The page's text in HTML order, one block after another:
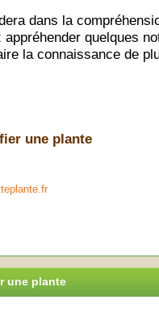
dans la
quelques
la connaissance de
une plante
une plante